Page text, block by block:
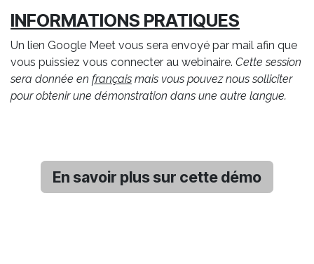
INFORMATIONS PRATIQUES
Un lien Google Meet vous sera envoyé par mail afin que
vous puissiez vous connecter au webinaire. Cette session
sera donnée en français mais vous pouvez nous solliciter
pour obtenir une démonstration dans une autre langue.
En savoir plus sur cette démo